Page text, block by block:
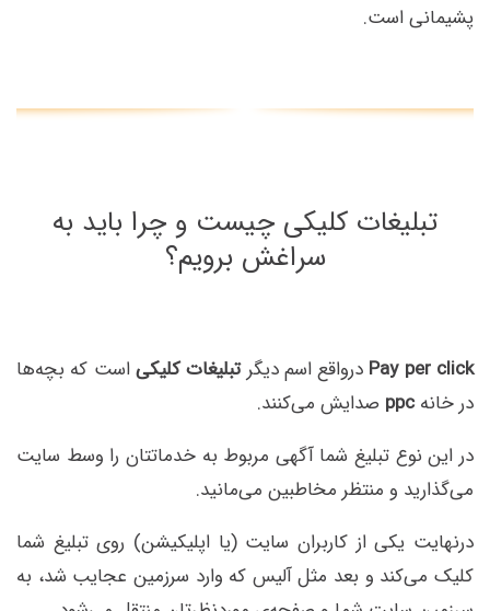
پشیمانی است.
تبلیغات کلیکی چیست و چرا باید به
سراغش برویم؟
Pay per clickدرواقع اسم دیگر تبلیغات کلیکیاست که بچه‌ها
در خانهppcصدایش می‌کنند.
در این نوع تبلیغ شما آگهی مربوط به خدماتتان را وسط سایت
می‌گذارید و منتظر مخاطبین می‌مانید.
درنهایت یکی از کاربران سایت (یا اپلیکیشن) روی تبلیغ شما
کلیک می‌کند و بعد مثل آلیس که وارد سرزمین عجایب شد، به